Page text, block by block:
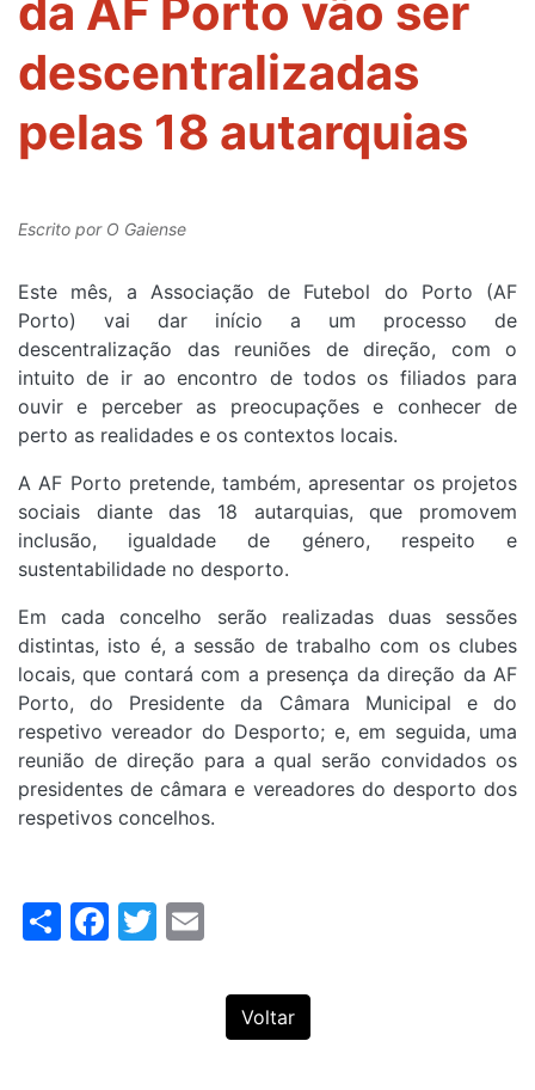
da AF Porto vão ser
descentralizadas
pelas 18 autarquias
Escrito por O Gaiense
Este mês, a Associação de Futebol do Porto (AF
Porto) vai dar início a um processo de
descentralização das reuniões de direção, com o
intuito de ir ao encontro de todos os filiados para
ouvir e perceber as preocupações e conhecer de
perto as realidades e os contextos locais.
A AF Porto pretende, também, apresentar os projetos
sociais diante das 18 autarquias, que promovem
inclusão, igualdade de género, respeito e
sustentabilidade no desporto.
Em cada concelho serão realizadas duas sessões
distintas, isto é, a sessão de trabalho com os clubes
locais, que contará com a presença da direção da AF
Porto, do Presidente da Câmara Municipal e do
respetivo vereador do Desporto; e, em seguida, uma
reunião de direção para a qual serão convidados os
presidentes de câmara e vereadores do desporto dos
respetivos concelhos.
ShareFacebook
Twitter
Voltar